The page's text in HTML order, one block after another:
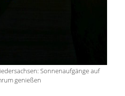
Methoden und Tools
Bereich bei der ETAS
Sonnenaufgänge auf
genießen